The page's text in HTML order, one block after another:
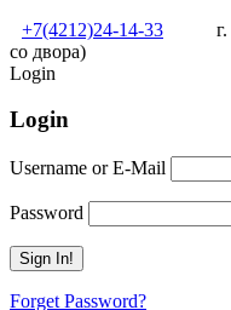
+7(4212)24-14-33
со двора)
Login
Login
Username or E-Mail
Password
Forget Password?